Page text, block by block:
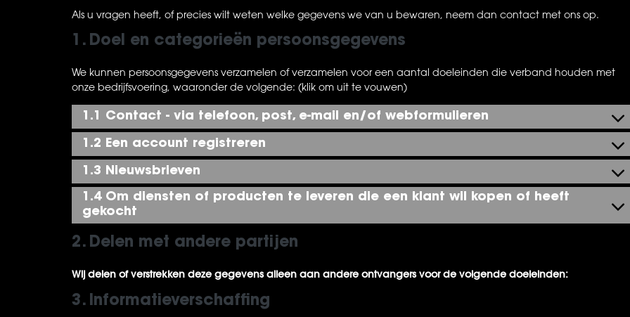
Als u vragen heeft, of precies wilt weten welke gegevens we van u bewaren, neem dan contact met ons op.
1. Doel en categorieën persoonsgegevens
We kunnen persoonsgegevens verzamelen of verzamelen voor een aantal doeleinden die verband houden met
onze bedrijfsvoering, waaronder de volgende: (klik om uit te vouwen)
1.1 Contact - via telefoon, post, e-mail en/of webformulieren
1.2 Een account registreren
1.3 Nieuwsbrieven
1.4 Om diensten of producten te leveren die een klant wil kopen of heeft
gekocht
2. Delen met andere partijen
Wij delen of verstrekken deze gegevens alleen aan andere ontvangers voor de volgende doeleinden:
3. Informatieverschaffing